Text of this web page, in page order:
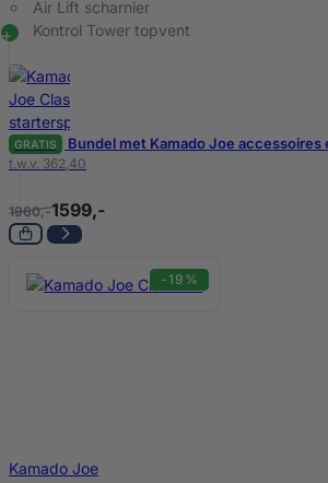
Air Lift scharnier
Kontrol Tower topvent
GRATIS Bundel met Kamado Joe accessoires
t.w.v. 362,40
1960,-1599,-
-19%
Kamado Joe